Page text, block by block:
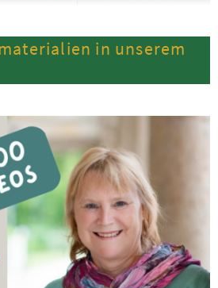
in unserem